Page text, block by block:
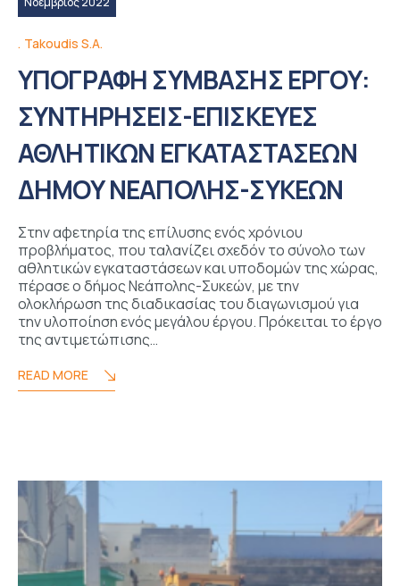
Takoudis S.A.
ΥΠΟΓΡΑΦΗ ΣΥΜΒΑΣΗΣ ΕΡΓΟΥ:
ΣΥΝΤΗΡΗΣΕΙΣ-ΕΠΙΣΚΕΥΕΣ
ΑΘΛΗΤΙΚΩΝ ΕΓΚΑΤΑΣΤΑΣΕΩΝ
ΔΗΜΟΥ ΝΕΑΠΟΛΗΣ-ΣΥΚΕΩΝ
Στην αφετηρία της επίλυσης ενός χρόνιου
προβλήματος, που ταλανίζει σχεδόν το σύνολο των
αθλητικών εγκαταστάσεων και υποδομών της χώρας,
πέρασε ο δήμος Νεάπολης-Συκεών, με την
ολοκλήρωση της διαδικασίας του διαγωνισμού για
την υλοποίηση ενός μεγάλου έργου. Πρόκειται το έργο
της αντιμετώπισης…
READ MORE